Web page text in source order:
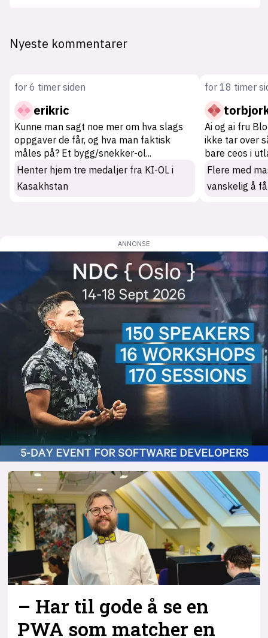
Nyeste kommentarer
for 6 timer siden
erikric
Kunne man sagt noe mer om hva slags
oppgaver de får, og hva man faktisk
måles på? Et bygg/snekker-ol...
Henter hjem tre medaljer fra KI-OL i
Kasakhstan
for 18 timer
Ai og ai fru
ikke tar over
bare ceos i
Flere med
vanskelig å
– Har til gode å se en
PWA som matcher en